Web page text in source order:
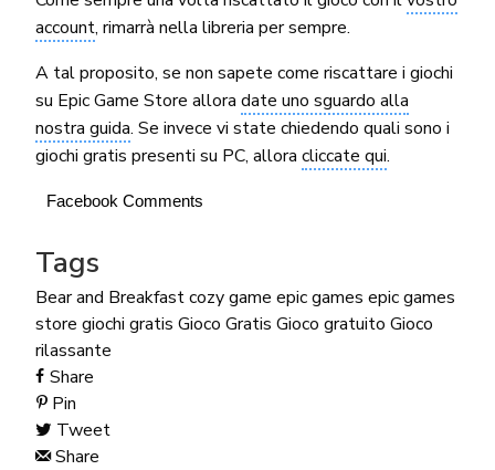
account, rimarrà nella libreria per sempre.
A tal proposito, se non sapete come riscattare i giochi
su Epic Game Store alloradate uno sguardo alla
nostra guida. Se invece vi state chiedendo quali sono i
giochi gratis presenti su PC, alloracliccate qui.
Facebook Comments
Tags
Bear and Breakfastcozy game epic games epic games
store giochi gratis Gioco Gratis Gioco gratuito Gioco
rilassante
Share
Pin
Tweet
Share